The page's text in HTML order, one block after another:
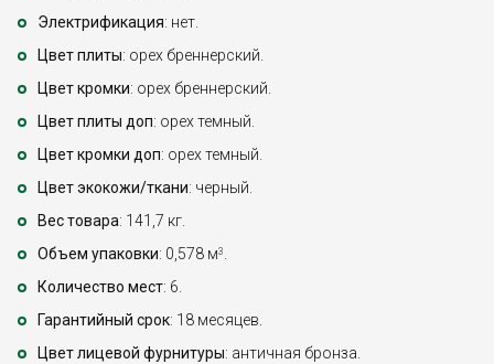
Электрификация: нет.
Цвет плиты: орех бреннерский.
Цвет кромки: орех бреннерский.
Цвет плиты доп: орех темный.
Цвет кромки доп: орех темный.
Цвет экокожи/ткани: черный.
Вес товара: 141,7 кг.
Объем упаковки: 0,578 м3 .
Количество мест: 6.
Гарантийный срок: 18 месяцев.
Цвет лицевой фурнитуры: античная бронза.